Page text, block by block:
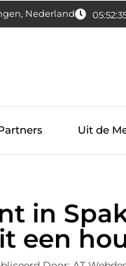
Nederland
Uit de
in
een